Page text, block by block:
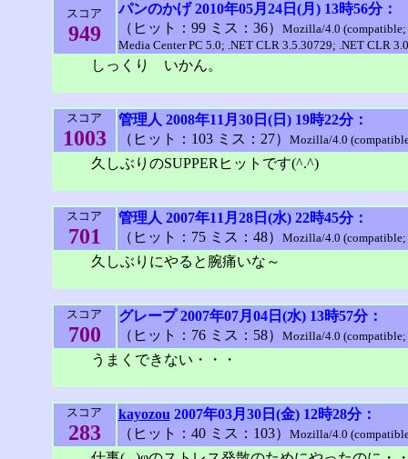
スコア
949
パンのかげ 2010年05月24日(月) 13時56分：
（ヒット：99 ミス：36） Mozilla/4.0 (compatible;
Media Center PC 5.0; .NET CLR 3.5.30729; .NET CLR
しっくり いかん。
スコア
1003
管理人 2008年11月30日(日) 19時22分：
（ヒット：103 ミス：27） Mozilla/4.0
久しぶりのSUPPERヒットです(^.^)
スコア
701
管理人 2007年11月28日(水) 22時45分：
（ヒット：75 ミス：48） Mozilla/4.0 (compatible;
久しぶりにやると腕痛いな～
スコア
700
グレープ 2007年07月04日(水) 13時57分：
（ヒット：76 ミス：58） Mozilla/4.0 (compatible;
うまくできない・・・
スコア
283
kayozou 2007年03月30日(金) 12時28分：
（ヒット：40 ミス：103） Mozilla/4.0